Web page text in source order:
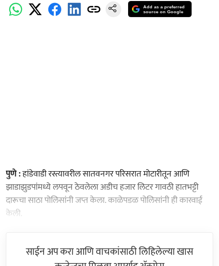
Add as a preferred
source on Google
पुणे :हांडेवाडी रस्त्यावरील सातवनगर परिसरात मोटारीतून आणि
झाडाझुडपांमध्ये लपवून ठेवलेला अडीच हजार लिटर गावठी हातभट्टी
दारूचा साठा पोलिसांनी जप्त केला. काळेपडळ पोलिसांनी ही कारवाई
केली.
साईन अप करा आणि वाचकांसाठी लिहिलेल्या खास